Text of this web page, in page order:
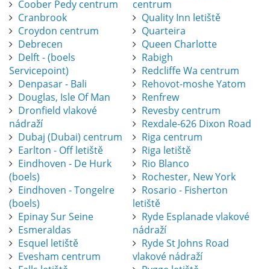
Coober Pedy centrum
Cranbrook
Croydon centrum
Debrecen
Delft - (boels
Servicepoint)
Denpasar - Bali
Douglas, Isle Of Man
Dronfield vlakové
nádraží
Dubaj (Dubai) centrum
Earlton - Off letiště
Eindhoven - De Hurk
(boels)
Eindhoven - Tongelre
(boels)
Epinay Sur Seine
Esmeraldas
Esquel letiště
Evesham centrum
centrum
Quality Inn letiště
Quarteira
Queen Charlotte
Rabigh
Redcliffe Wa centrum
Rehovot-moshe Yatom
Renfrew
Revesby centrum
Rexdale-626 Dixon Road
Riga centrum
Riga letiště
Rio Blanco
Rochester, New York
Rosario - Fisherton
letiště
Ryde Esplanade vlakové
nádraží
Ryde St Johns Road
vlakové nádraží